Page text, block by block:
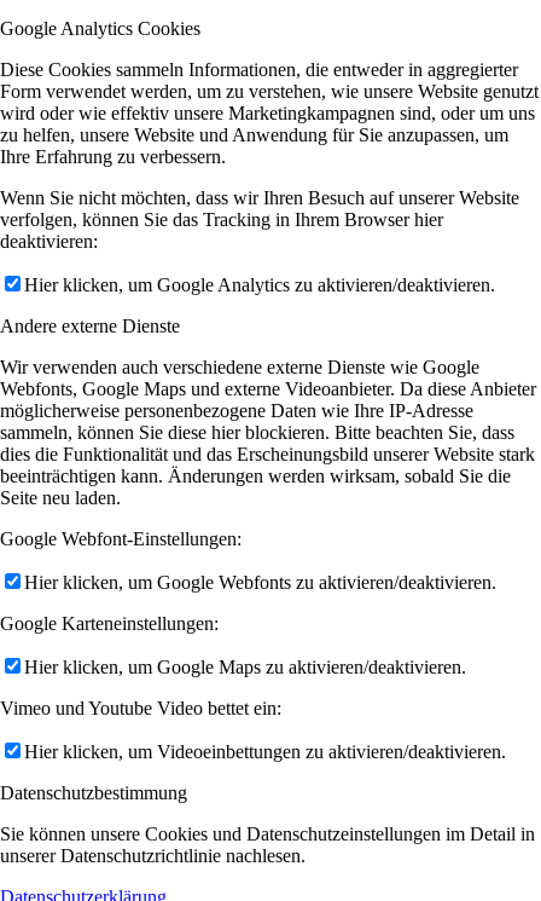
Google Analytics Cookies
Diese Cookies sammeln Informationen, die entweder in aggregierter
Form verwendet werden, um zu verstehen, wie unsere Website genutzt
wird oder wie effektiv unsere Marketingkampagnen sind, oder um uns
zu helfen, unsere Website und Anwendung für Sie anzupassen, um
Ihre Erfahrung zu verbessern.
Wenn Sie nicht möchten, dass wir Ihren Besuch auf unserer Website
verfolgen, können Sie das Tracking in Ihrem Browser hier
deaktivieren:
Hier klicken, um Google Analytics zu aktivieren/deaktivieren.
Andere externe Dienste
Wir verwenden auch verschiedene externe Dienste wie Google
Webfonts, Google Maps und externe Videoanbieter. Da diese Anbieter
möglicherweise personenbezogene Daten wie Ihre IP-Adresse
sammeln, können Sie diese hier blockieren. Bitte beachten Sie, dass
dies die Funktionalität und das Erscheinungsbild unserer Website stark
beeinträchtigen kann. Änderungen werden wirksam, sobald Sie die
Seite neu laden.
Google Webfont-Einstellungen:
Hier klicken, um Google Webfonts zu aktivieren/deaktivieren.
Google Karteneinstellungen:
Hier klicken, um Google Maps zu aktivieren/deaktivieren.
Vimeo und Youtube Video bettet ein:
Hier klicken, um Videoeinbettungen zu aktivieren/deaktivieren.
Datenschutzbestimmung
Sie können unsere Cookies und Datenschutzeinstellungen im Detail in
unserer Datenschutzrichtlinie nachlesen.
Datenschutzerklärung